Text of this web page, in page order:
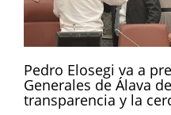
Pedro Elosegi va a
Generales de Álava
transparencia y la